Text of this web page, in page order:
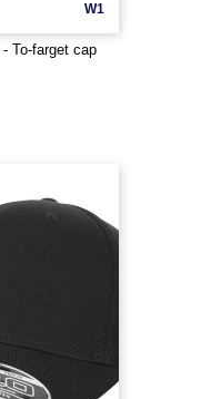
W1
To-farget cap